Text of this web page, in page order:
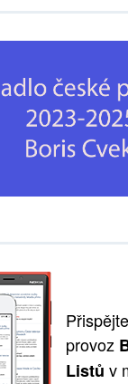
provoz
Listů v